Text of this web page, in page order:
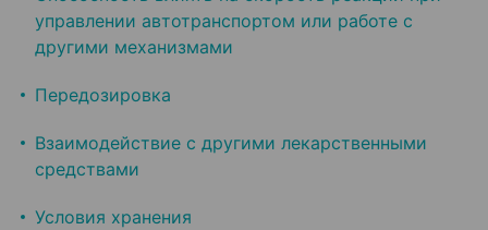
управлении автотранспортом или работе с
другими механизмами
Передозировка
Взаимодействие с другими лекарственными
средствами
Условия хранения